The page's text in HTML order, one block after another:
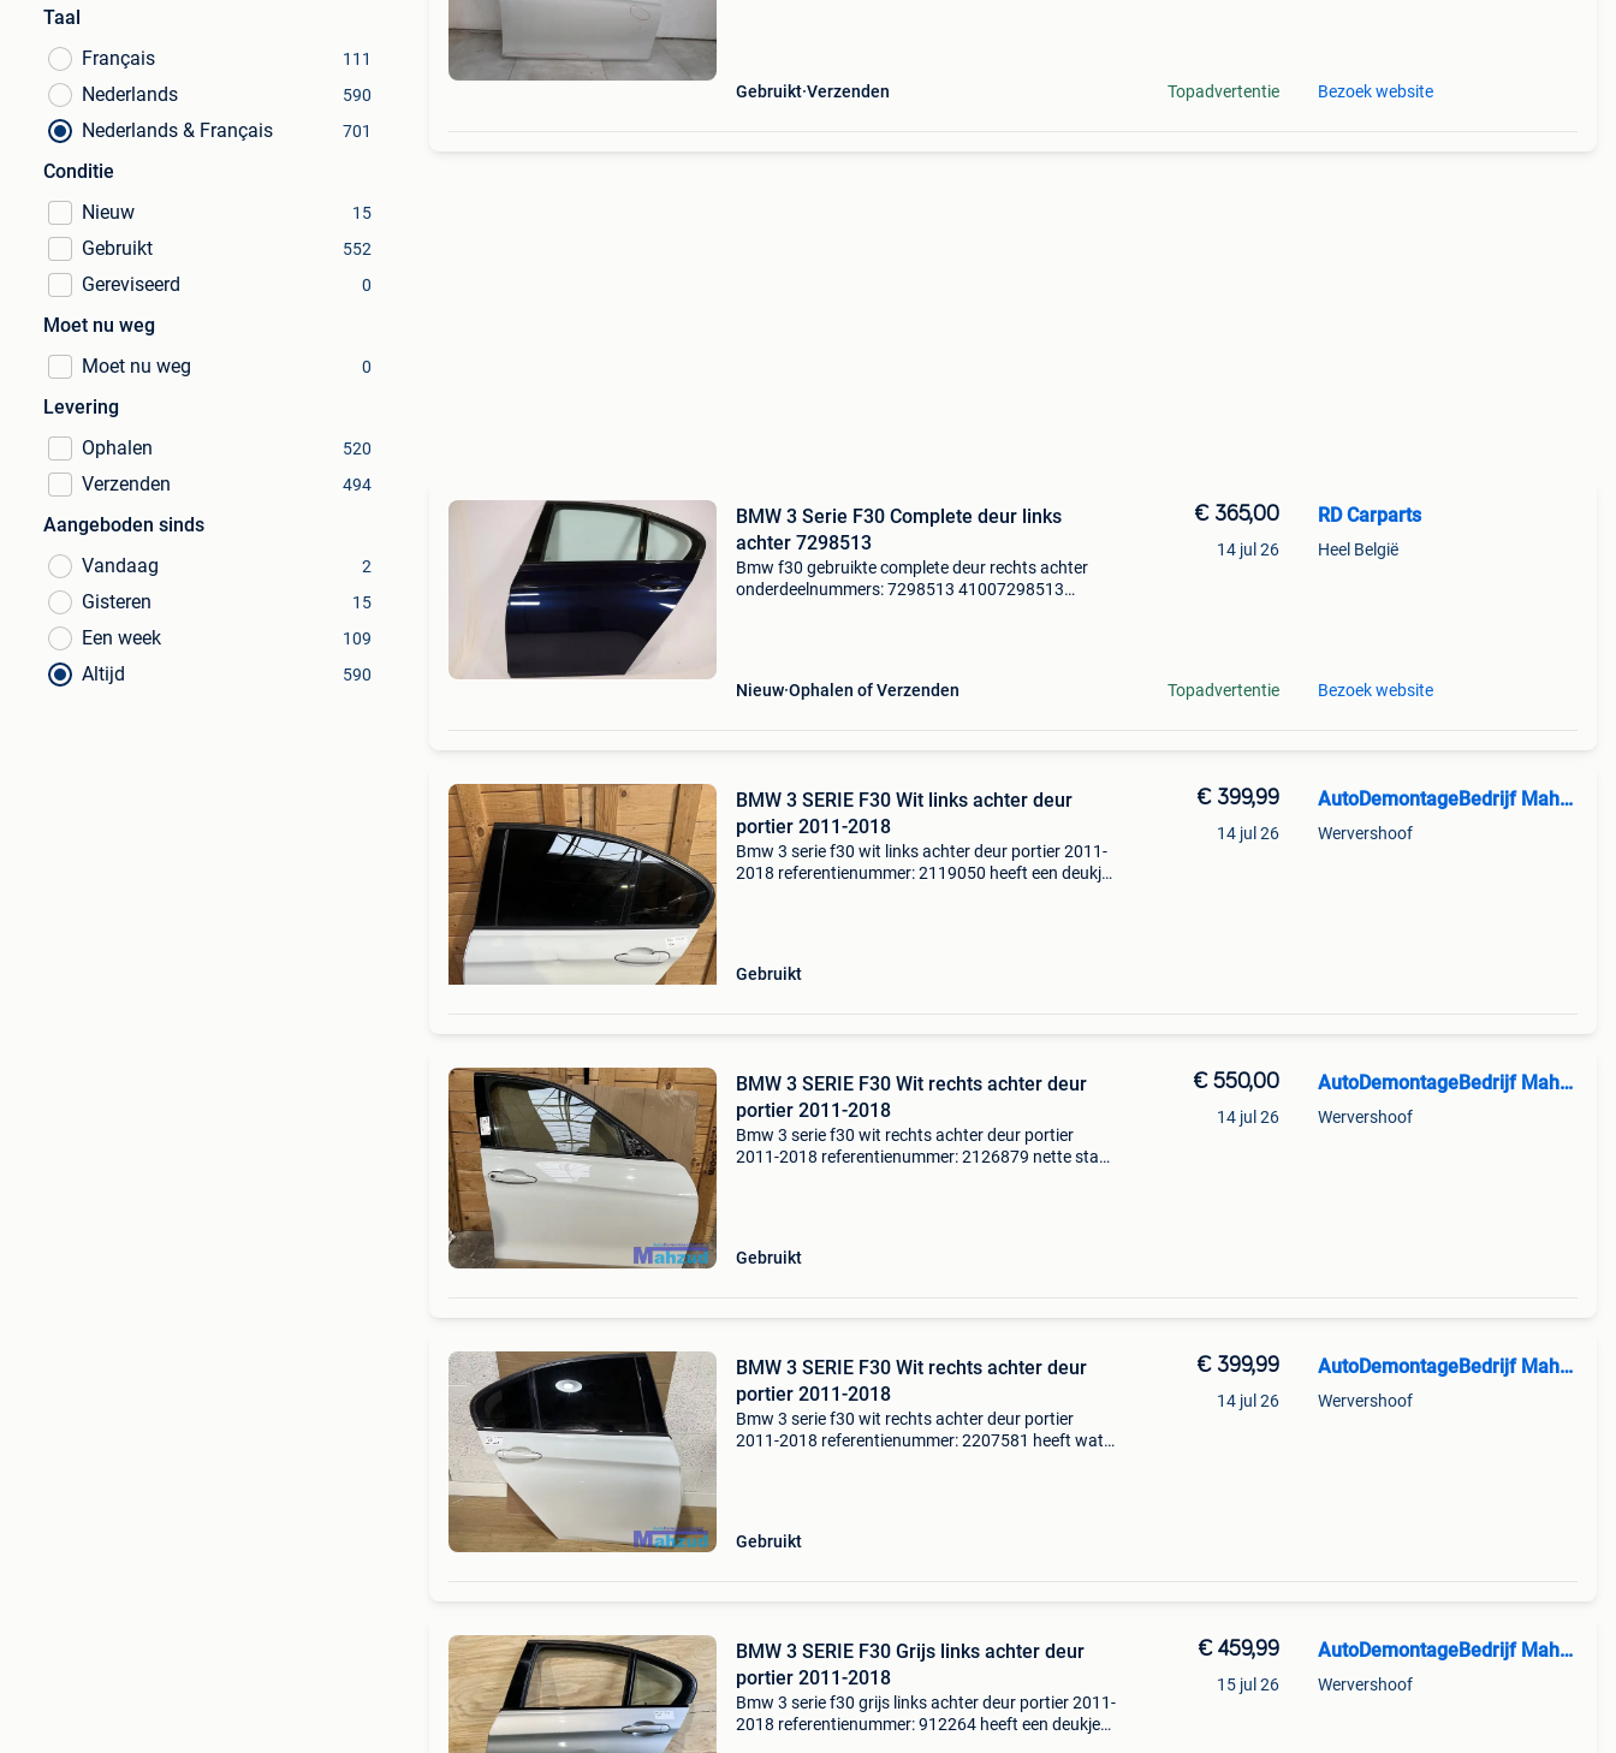
Taal
Français
111
Nederlands 590
Nederlands & Français 701
Conditie
Nieuw
15
Gebruikt 552
Gereviseerd 0
Moet nu weg
Moet nu weg
0
Levering
Ophalen
520
Verzenden 494
Aangeboden sinds
Vandaag
2
Gisteren 15
Een week 109
Altijd 590
Gebruikt Verzenden Topadvertentie Bezoek website
BMW 3 Serie F30 Complete deur links
achter 7298513
Bmw f30 gebruikte complete deur rechts achter
onderdeelnummers: 7298513 41007298513
Nieuw Ophalen of Verzenden
€ 365,00
14 jul 26
Topadvertentie
RD Carparts
Heel België
Bezoek website
BMW 3 SERIE F30 Wit links achter deur
portier 2011-2018
Bmw 3 serie f30 wit links achter deur portier 2011-
2018 referentienummer: 2119050 heeft een deukje
Gebruikt
€ 399,99
14 jul 26
AutoDemontageBedrijf Mahzud
Wervershoof
BMW 3 SERIE F30 Wit rechts achter deur
portier 2011-2018
Bmw 3 serie f30 wit rechts achter deur portier
2011-2018 referentienummer: 2126879 nette staat
Gebruikt
€ 550,00
14 jul 26
AutoDemontageBedrijf Mahzud
Wervershoof
BMW 3 SERIE F30 Wit rechts achter deur
portier 2011-2018
Bmw 3 serie f30 wit rechts achter deur portier
2011-2018 referentienummer: 2207581 heeft wat
Gebruikt
€ 399,99
14 jul 26
AutoDemontageBedrijf Mahzud
Wervershoof
BMW 3 SERIE F30 Grijs links achter deur
portier 2011-2018
Bmw 3 serie f30 grijs links achter deur portier 2011-
2018 referentienummer: 912264 heeft een deukje
€ 459,99
15 jul 26
AutoDemontageBedrijf Mahzud
Wervershoof